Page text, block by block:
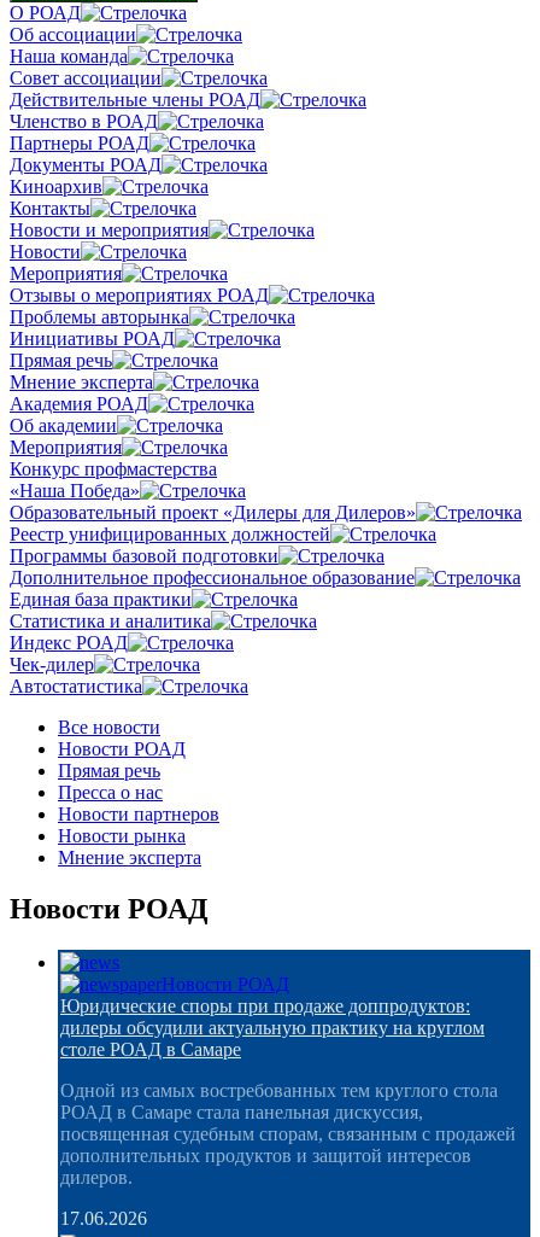
О РОАД
Об ассоциации
Наша команда
Совет ассоциации
Действительные члены РОАД
Членство в РОАД
Партнеры РОАД
Документы РОАД
Киноархив
Контакты
Новости и мероприятия
Новости
Мероприятия
Отзывы о мероприятиях РОАД
Проблемы авторынка
Инициативы РОАД
Прямая речь
Мнение эксперта
Академия РОАД
Об академии
Мероприятия
Конкурс профмастерства
«Наша Победа»
Образовательный проект «Дилеры для Дилеров»
Реестр унифицированных должностей
Программы базовой подготовки
Дополнительное профессиональное образование
Единая база практики
Статистика и аналитика
Индекс РОАД
Чек-дилер
Автостатистика
Все новости
Новости РОАД
Прямая речь
Пресса о нас
Новости партнеров
Новости рынка
Мнение эксперта
Новости РОАД
Новости РОАД
Юридические споры при продаже доппродуктов:
дилеры обсудили актуальную практику на круглом
столе РОАД в Самаре
Одной из самых востребованных тем круглого стола
РОАД в Самаре стала панельная дискуссия,
посвященная судебным спорам, связанным с продажей
дополнительных продуктов и защитой интересов
дилеров.
17.06.2026